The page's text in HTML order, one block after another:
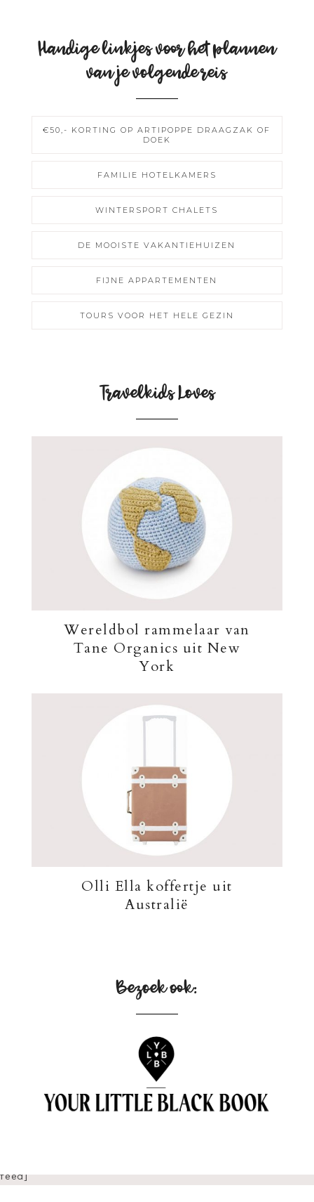
Handige linkjes voor het plannen
van je volgende reis
€50,- KORTING OP ARTIPOPPE DRAAGZAK OF
DOEK
FAMILIE HOTELKAMERS
WINTERSPORT CHALETS
DE MOOISTE VAKANTIEHUIZEN
FIJNE APPARTEMENTEN
TOURS VOOR HET HELE GEZIN
Travelkids Loves
Wereldbol rammelaar van
Tane Organics uit New
York
Olli Ella koffertje uit
Australië
Bezoek ook:
feed]